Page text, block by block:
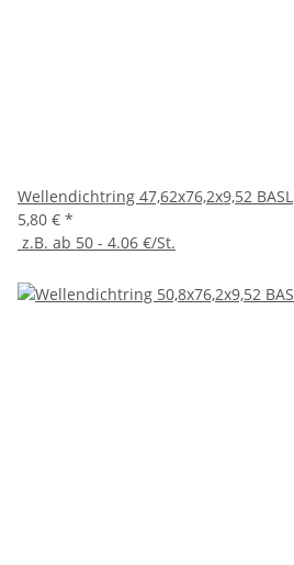
Wellendichtring 47,62x76,2x9,52 BASL
5,80 € *
z.B. ab 50 - 4.06 €/St.